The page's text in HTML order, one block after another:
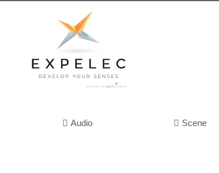
Audio Scene